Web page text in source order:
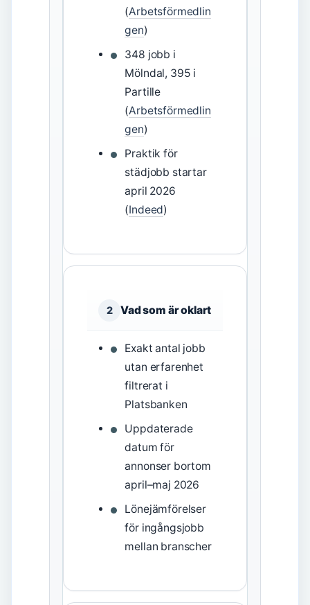
(Arbetsförmedlin
gen)
348 jobb i
Mölndal, 395 i
Partille
(Arbetsförmedlin
gen)
Praktik för
städjobb startar
april 2026
(Indeed)
2 Vad som är oklart
Exakt antal jobb
utan erfarenhet
filtrerat i
Platsbanken
Uppdaterade
datum för
annonser bortom
april–maj 2026
Lönejämförelser
för ingångsjobb
mellan branscher